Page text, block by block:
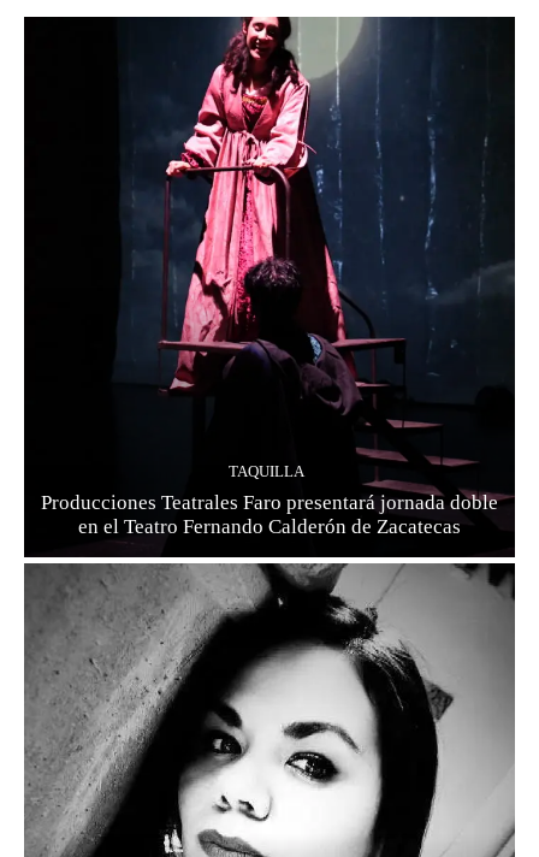
TAQUILLA
Producciones Teatrales Faro presentará jornada doble
en el Teatro Fernando Calderón de Zacatecas